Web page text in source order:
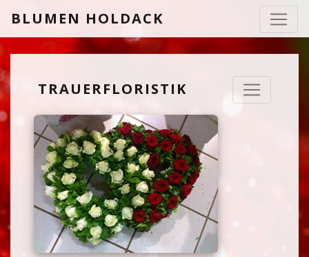
BLUMEN HOLDACK
TRAUERFLORISTIK